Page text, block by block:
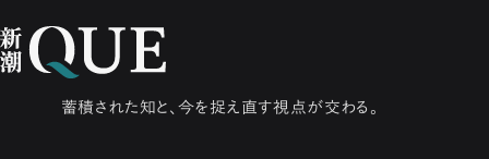
蓄積された知と、今を捉え直す視点が交わる。